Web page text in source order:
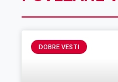
DOBRE VESTI